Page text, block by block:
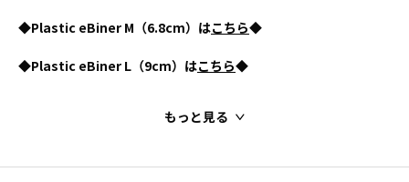
◆Plastic eBiner M（6.8cm）はこちら◆
◆Plastic eBiner L（9cm）はこちら◆
もっと見る